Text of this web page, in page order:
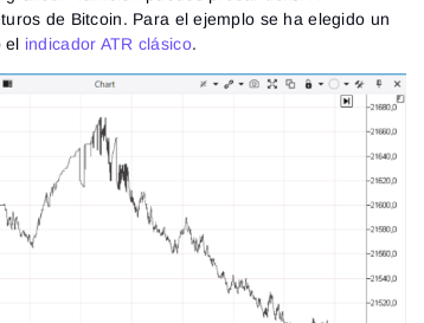
de Bitcoin. Para el ejemplo se ha elegido un
el indicador ATR clásico.
Close
¿No tienes cuenta?
los
Terms of use ,License agreement
Registrarse
¿Ya tienes una cuenta?